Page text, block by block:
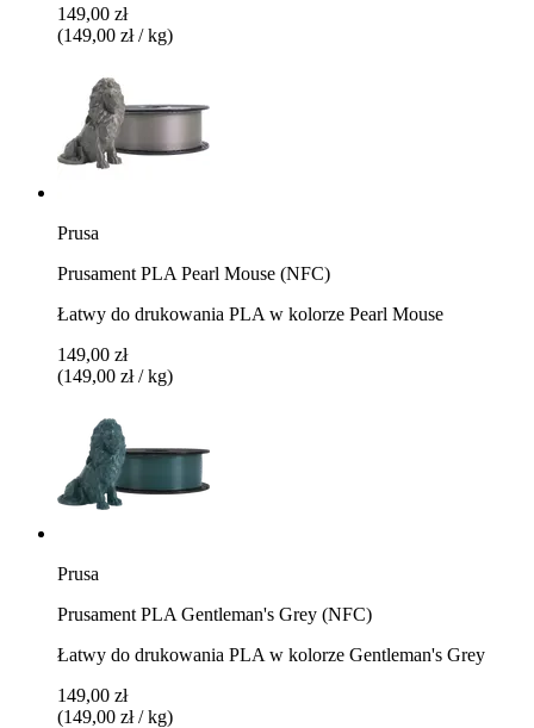
149,00 zł
(149,00 zł / kg)
Prusa
Prusament PLA Pearl Mouse (NFC)
Łatwy do drukowania PLA w kolorze Pearl Mouse
149,00 zł
(149,00 zł / kg)
Prusa
Prusament PLA Gentleman's Grey (NFC)
Łatwy do drukowania PLA w kolorze Gentleman's Grey
149,00 zł
(149,00 zł / kg)